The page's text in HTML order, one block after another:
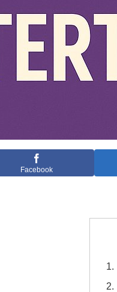
Facebook